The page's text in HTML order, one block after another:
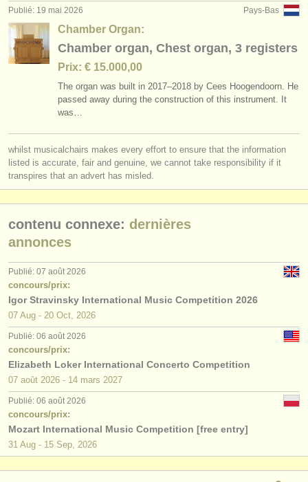
annuaires:
orchestres et l'opéra
conservatoires
orchestres de jeunes
contactez nous
rss feeds
ajouter votre annonce
find out about our
ATSfaq
s'identifier
degree courses: piano
degree courses: orgue
concours de piano (69)
concours de orgue (1)
achat piano (4)
piano perdu (5)
instruments volés: clavier
Pays-Bas
Publié: 19 mai 2026
Chamber Organ:
Chamber organ, Chest organ, 3 registers
Prix: € 15.000,00
The organ was built in 2017–2018 by Cees Hoogendoorn. He
passed away during the construction of this instrument. It
was…
whilst musicalchairs makes every effort to ensure that the information
listed is accurate, fair and genuine, we cannot take responsibility if it
transpires that an advert has misled.
contenu connexe: dernières
annonces
Publié: 07 août 2026
concours/prix:
Igor Stravinsky International Music Competition 2026
07 Aug - 20 Oct, 2026
Publié: 06 août 2026
concours/prix:
Elizabeth Loker International Concerto Competition
07 août 2026 - 14 mars 2027
Publié: 06 août 2026
concours/prix:
Mozart International Music Competition [free entry]
31 Aug - 15 Sep, 2026